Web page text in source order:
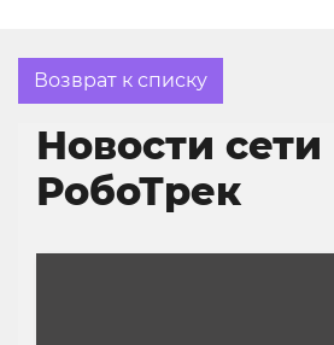
Возврат к списку
Новости сети
РобоТрек